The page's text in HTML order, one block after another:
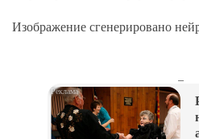
Изображение сгенерировано